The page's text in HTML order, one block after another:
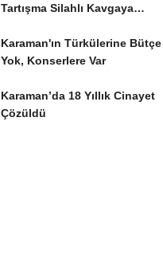
Tartışma Silahlı Kavgaya
Karaman'ın Türkülerine Bütçe
Yok, Konserlere Var
Karaman’da 18 Yıllık Cinayet
Çözüldü